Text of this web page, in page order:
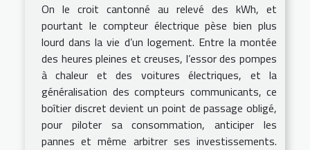
On le croit cantonné au relevé des kWh, et
pourtant le compteur électrique pèse bien plus
lourd dans la vie d’un logement. Entre la montée
des heures pleines et creuses, l’essor des pompes
à chaleur et des voitures électriques, et la
généralisation des compteurs communicants, ce
boîtier discret devient un point de passage obligé,
pour piloter sa consommation, anticiper les
pannes et même arbitrer ses investissements.